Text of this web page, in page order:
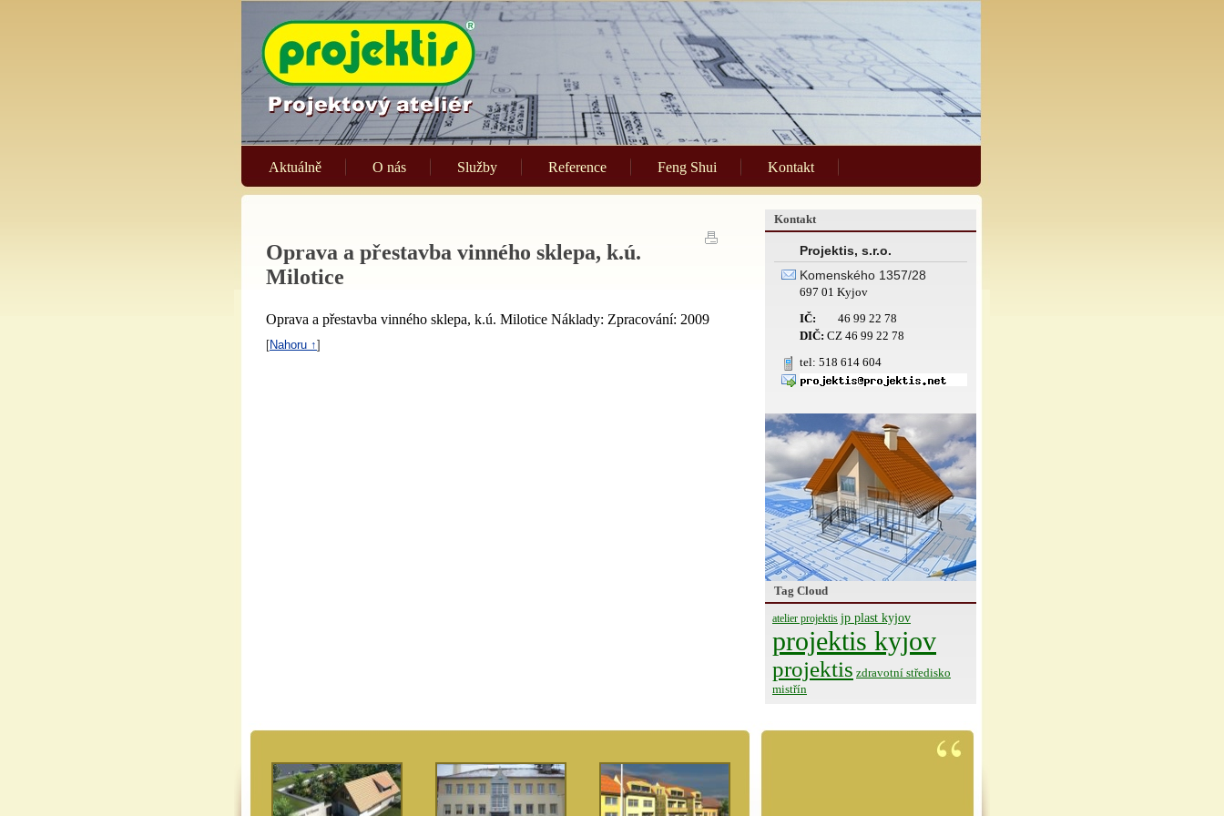
Aktuálně O nás Služby Reference Feng Shui Kontakt
Kontakt
Projektis, s.r.o.
Komenského 1357/28
697 01 Kyjov
IČ: 46 99 22 78
DIČ: CZ 46 99 22 78
tel: 518 614 604
Tag Cloud
atelier projektis jp plast kyjov
projektis kyjov
projektis zdravotní středisko
mistřín
Oprava a přestavba vinného sklepa, k.ú.
Milotice
Oprava a přestavba vinného sklepa, k.ú. Milotice Náklady: Zpracování: 2009
[Nahoru ↑]